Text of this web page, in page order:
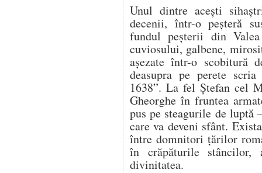
Unul dintre aceşti
decenii, într-o peşteră
fundul peşterii din
cuviosului, galbene,
aşezate într-o
deasupra pe perete
1638”. La fel Ștefan cel
Gheorghe în fruntea
pus pe steagurile de luptă
care va deveni sfânt.
între domnitori țărilor
în crăpăturile
divinitatea.